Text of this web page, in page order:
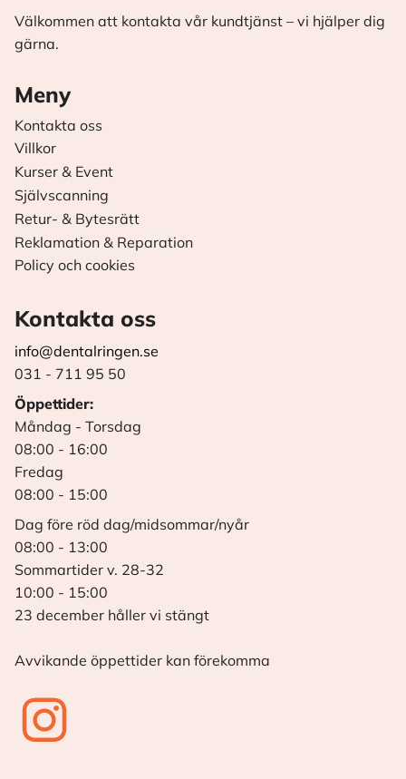
Välkommen att kontakta vår kundtjänst – vi hjälper dig
gärna.
Meny
Kontakta oss
Villkor
Kurser & Event
Självscanning
Retur- & Bytesrätt
Reklamation & Reparation
Policy och cookies
Kontakta oss
info@dentalringen.se
031 - 711 95 50
Öppettider:
Måndag - Torsdag
08:00 - 16:00
Fredag
08:00 - 15:00
Dag före röd dag/midsommar/nyår
08:00 - 13:00
Sommartider v. 28-32
10:00 - 15:00
23 december håller vi stängt
Avvikande öppettider kan förekomma